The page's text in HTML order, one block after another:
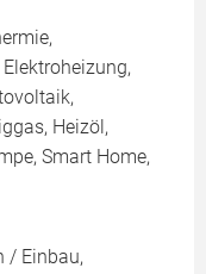
Heizöl,
Smart Home,
/ Einbau,